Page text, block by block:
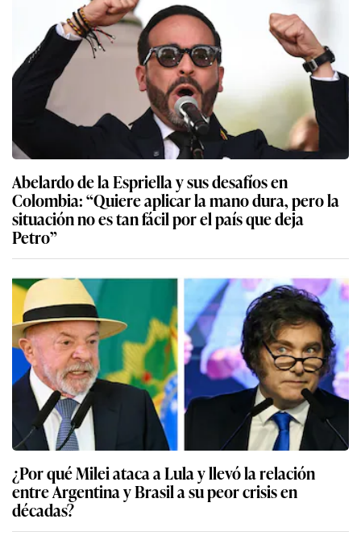
Abelardo de la Espriella y sus desafíos en
Colombia: “Quiere aplicar la mano dura, pero la
situación no es tan fácil por el país que deja
Petro”
¿Por qué Milei ataca a Lula y llevó la relación
entre Argentina y Brasil a su peor crisis en
décadas?